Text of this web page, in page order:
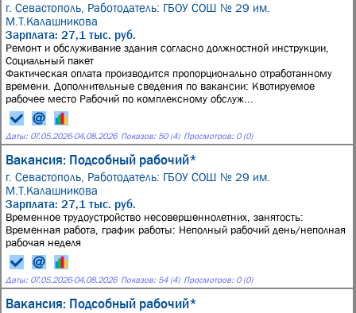
г. Севастополь, Работодатель: ГБОУ СОШ № 29 им.
М.Т.Калашникова
Зарплата: 27,1 тыс. руб.
Ремонт и обслуживание здания согласно должностной инструкции,
Социальный пакет
Фактическая оплата производится пропорционально отработанному
времени. Дополнительные сведения по вакансии: Квотируемое
рабочее место Рабочий по комплексному обслуж...
Даты: 07.05.2026-04.08.2026 Показов: 50 (4) Просмотров: 0 (0)
Вакансия: Подсобный рабочий*
г. Севастополь, Работодатель: ГБОУ СОШ № 29 им.
М.Т.Калашникова
Зарплата: 27,1 тыс. руб.
Временное трудоустройство несовершеннолетних, занятость:
Временная работа, график работы: Неполный рабочий день/неполная
рабочая неделя
Даты: 07.05.2026-04.08.2026 Показов: 54 (4) Просмотров: 0 (0)
Вакансия: Подсобный рабочий*